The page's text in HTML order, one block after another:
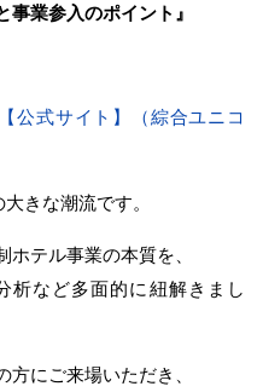
事業参入のポイント』
公式サイト】（綜合ユニコ
きな潮流です。
テル事業の本質を、
析など多面的に紐解きまし
にご来場いただき、